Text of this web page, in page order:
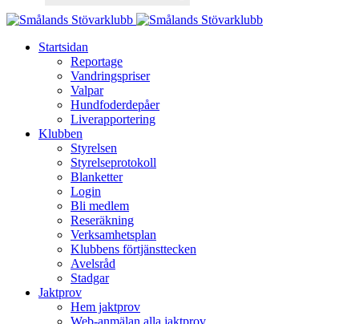
Startsidan
Reportage
Vandringspriser
Valpar
Hundfoderdepåer
Liverapportering
Klubben
Styrelsen
Styrelseprotokoll
Blanketter
Login
Bli medlem
Reseräkning
Verksamhetsplan
Klubbens förtjänsttecken
Avelsråd
Stadgar
Jaktprov
Hem jaktprov
Web-anmälan alla jaktprov